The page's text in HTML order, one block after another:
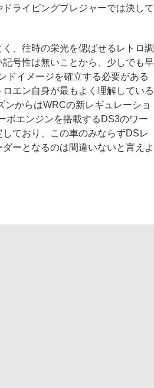
ライビングプレジャーでは決して
、往時の栄光を偲ばせるレトロ調
号性は無いことから、少しでも早
ドイメージを確立する必要がある
エン自身が最もよく理解している
ンからはWRCの新レギュレーショ
ボエンジンを搭載するDS3のワー
ており、この車のみならずDSレ
ーとなるのは間違いないと言えよ